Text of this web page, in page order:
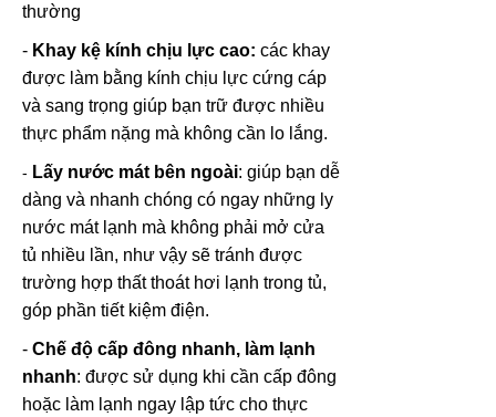
thường
- Khay kệ kính chịu lực cao: các khay
được làm bằng kính chịu lực cứng cáp
và sang trọng giúp bạn trữ được nhiều
thực phẩm nặng mà không cần lo lắng.
- Lấy nước mát bên ngoài: giúp bạn dễ
dàng và nhanh chóng có ngay những ly
nước mát lạnh mà không phải mở cửa
tủ nhiều lần, như vậy sẽ tránh được
trường hợp thất thoát hơi lạnh trong tủ,
góp phần tiết kiệm điện.
- Chế độ cấp đông nhanh, làm lạnh
nhanh: được sử dụng khi cần cấp đông
hoặc làm lạnh ngay lập tức cho thực